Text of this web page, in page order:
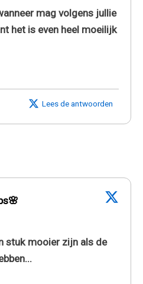
mag volgens jullie
het is even heel moeilijk
Lees de antwoorden
stuk mooier zijn als de